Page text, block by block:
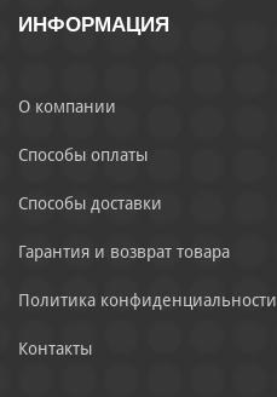
ИНФОРМАЦИЯ
О компании
Способы оплаты
Способы доставки
Гарантия и возврат товара
Политика конфиденциальности
Контакты